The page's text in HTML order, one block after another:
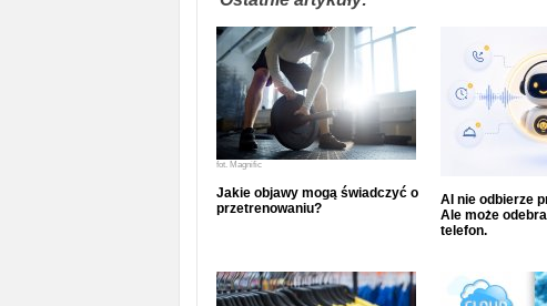
fot. Magnific
Jakie objawy mogą świadczyć o
przetrenowaniu?
AI nie odbierze
Ale może
telefon.